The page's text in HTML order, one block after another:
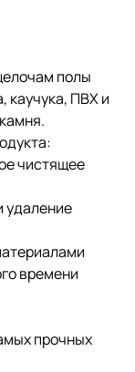
полы
каучука, ПВХ и
чистящее
удаление
времени
прочных